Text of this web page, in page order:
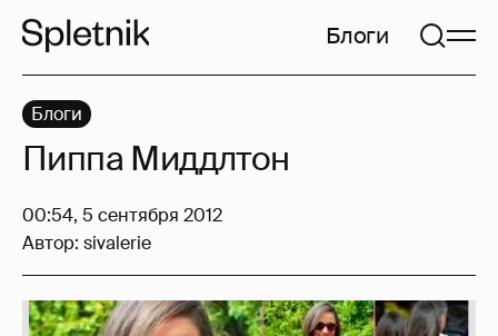
Блоги
Блоги
Пиппа Миддлтон
00:54, 5 сентября 2012
Автор: sivalerie